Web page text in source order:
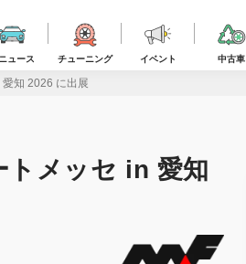
ュース チューニング イベント 中古車
知 2026 に出展
メッセ in 愛知